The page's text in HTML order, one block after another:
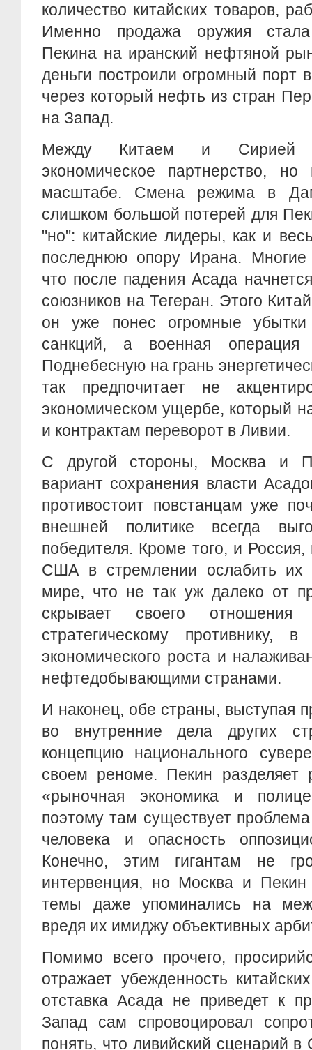
количество китайских товаров,
Именно продажа оружия
Пекина на иранский нефтяной
деньги построили огромный порт
через который нефть из стран
на Запад.
Между Китаем и Сирией
экономическое партнерство,
масштабе. Смена режима в
слишком большой потерей для
"но": китайские лидеры, как и
последнюю опору Ирана. Многие
что после падения Асада
союзников на Тегеран. Этого
он уже понес огромные убытки
санкций, а военная
Поднебесную на грань
так предпочитает не
экономическом ущербе, который
и контрактам переворот в Ливии.
С другой стороны, Москва и
вариант сохранения власти
противостоит повстанцам уже
внешней политике всегда
победителя. Кроме того, и
США в стремлении ослабить их
мире, что не так уж далеко от
скрывает своего
стратегическому противнику,
экономического роста и
нефтедобывающими странами.
И наконец, обе страны, выступая
во внутренние дела других
концепцию национального
своем реноме. Пекин разделяет
«рыночная экономика и
поэтому там существует
человека и опасность
Конечно, этим гигантам не
интервенция, но Москва и
темы даже упоминались на
вредя их имиджу объективных
Помимо всего прочего,
отражает убежденность
отставка Асада не приведет к
Запад сам спровоцировал
понять, что ливийский сценарий в